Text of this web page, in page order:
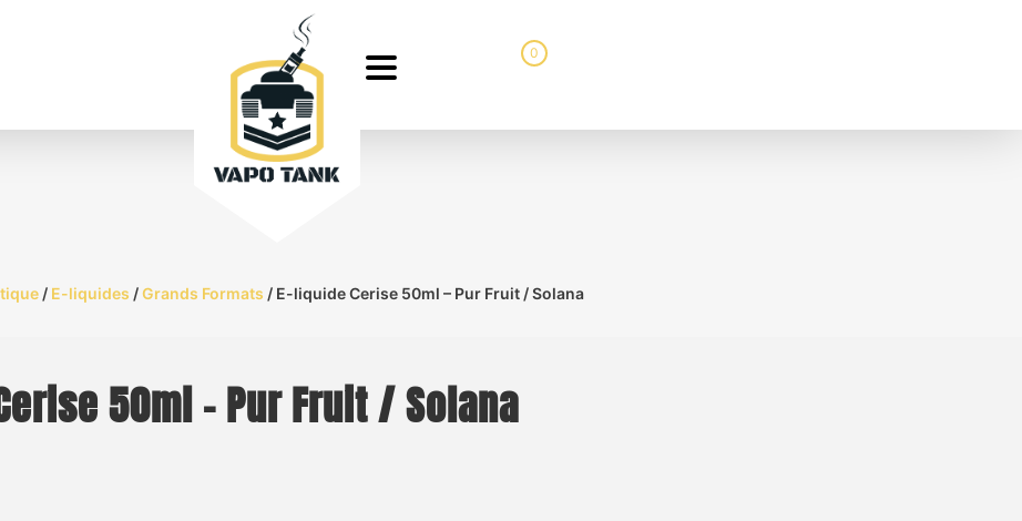
0
/ E-liquides /Grands Formats / E-liquide Cerise 50ml – Pur Fruit / Solana
50ml – Pur Fruit / Solana